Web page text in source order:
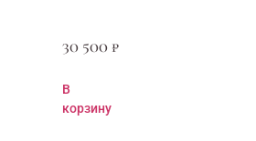
30 500 ₽
В
корзину